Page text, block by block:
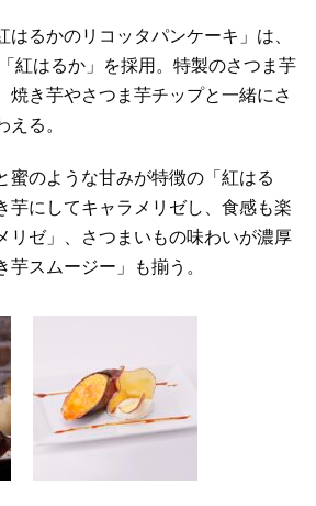
はるかのリコッタパンケーキ」は、
紅はるか」を採用。特製のさつま芋
焼き芋やさつま芋チップと一緒にさ
える。
蜜のような甘みが特徴の「紅はる
芋にしてキャラメリゼし、食感も楽
リゼ」、さつまいもの味わいが濃厚
芋スムージー」も揃う。